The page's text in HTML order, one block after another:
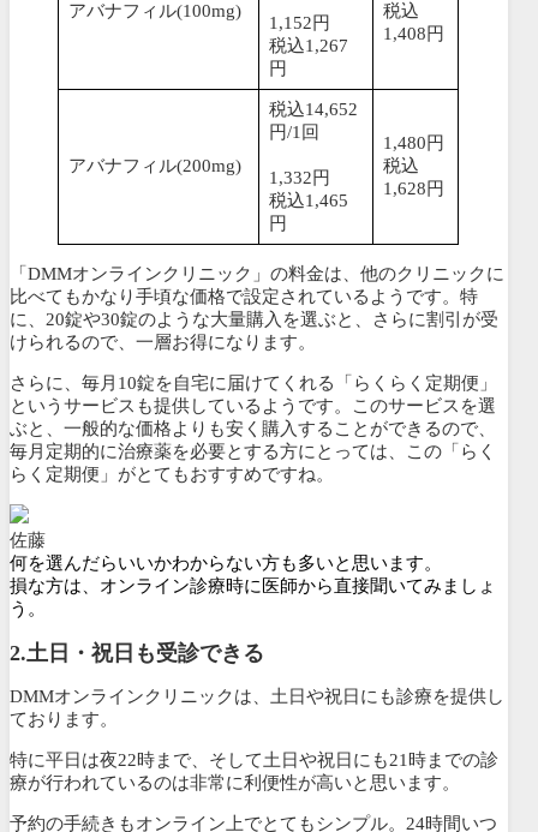
アバナフィル(100mg)
1,152円
税込1,267
円
税込
1,408円
アバナフィル(200mg)
税込14,652
円/1回
1,332円
税込1,465
円
1,480円
税込
1,628円
「DMMオンラインクリニック」の料金は、他のクリニックに
比べてもかなり手頃な価格で設定されているようです。特
に、20錠や30錠のような大量購入を選ぶと、さらに割引が受
けられるので、一層お得になります。
さらに、毎月10錠を自宅に届けてくれる「 らくらく定期便 」
というサービスも提供しているようです。このサービスを選
ぶと、 一般的な価格よりも安く購入することができるので、
毎月定期的に治療薬を必要とする方にとっては、この「らく
らく定期便」がとてもおすすめですね。
佐藤
何を選んだらいいかわからない方も多いと思います。
損な方は、オンライン診療時に医師から直接聞いてみましょ
う。
2.土日・祝日も受診できる
DMMオンラインクリニックは、土日や祝日にも診療を提供し
ております。
特に平日は夜22時まで、そして土日や祝日にも21時までの診
療が行われているのは非常に利便性が高いと思います。
予約の手続きもオンライン上でとてもシンプル。 24時間いつ